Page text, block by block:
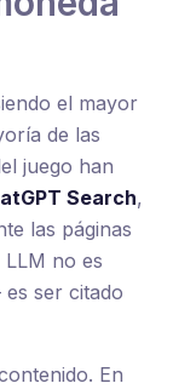
el mayor
de las
juego han
Search,
las páginas
no es
ser citado
En